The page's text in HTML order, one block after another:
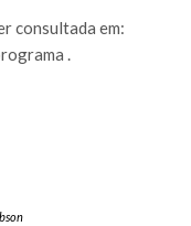
consultada em:
.